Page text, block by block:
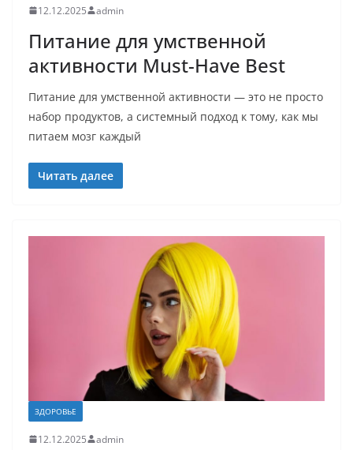
12.12.2025 admin
Питание для умственной
активности Must-Have Best
Питание для умственной активности — это не просто
набор продуктов, а системный подход к тому, как мы
питаем мозг каждый
Читать далее
ЗДОРОВЬЕ
12.12.2025 admin